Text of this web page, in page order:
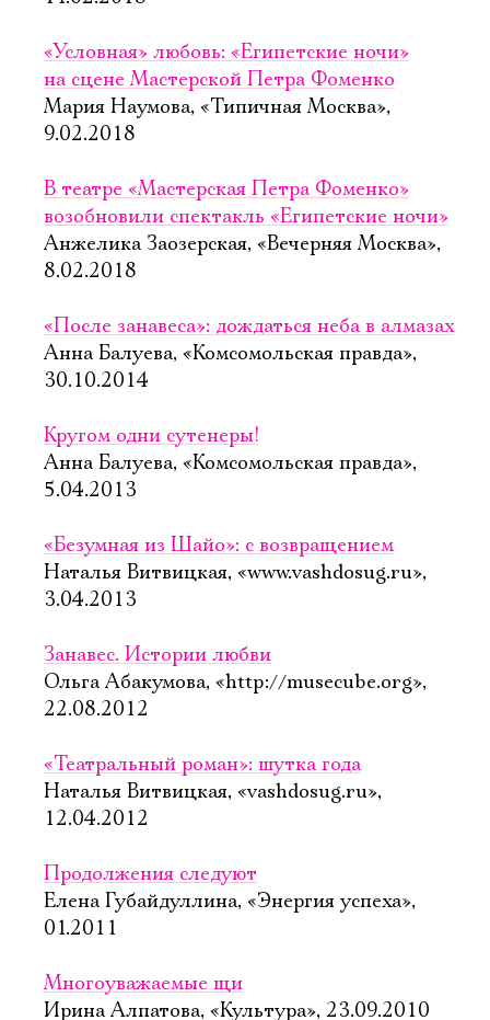
«Условная» любовь: «Египетские ночи»
на сцене Мастерской Петра Фоменко
Мария Наумова, «Типичная Москва»,
9.02.2018
В театре «Мастерская Петра Фоменко»
возобновили спектакль «Египетские ночи»
Анжелика Заозерская, «Вечерняя Москва»,
8.02.2018
«После занавеса»: дождаться неба в алмазах
Анна Балуева, «Комсомольская правда»,
30.10.2014
Кругом одни сутенеры!
Анна Балуева, «Комсомольская правда»,
5.04.2013
«Безумная из Шайо»: с возвращением
Наталья Витвицкая, «www.vashdosug.ru»,
3.04.2013
Занавес. Истории любви
Ольга Абакумова, «http://musecube.org»,
22.08.2012
«Театральный роман»: шутка года
Наталья Витвицкая, «vashdosug.ru»,
12.04.2012
Продолжения следуют
Елена Губайдуллина, «Энергия успеха»,
01.2011
Многоуважаемые щи
Ирина Алпатова, «Культура», 23.09.2010
Электропочта
Имя
Ознакомиться